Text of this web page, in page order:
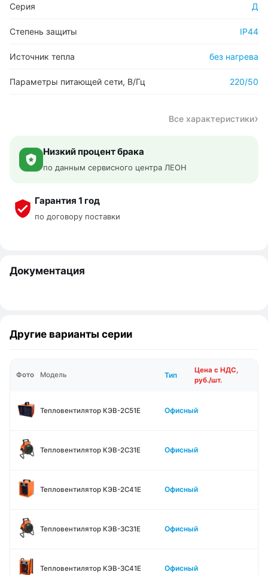
Серия Д
Степень защиты IP44
Источник тепла без нагрева
Параметры питающей сети, В/Гц 220/50
Все характеристики
Низкий процент брака
по данным сервисного центра ЛЕОН
Гарантия 1 год
по договору поставки
Документация
Другие варианты серии
Фото Модель Тип
Цена с НДС,
руб./шт.
Тепловентилятор КЭВ-2С51Е Офисный
Тепловентилятор КЭВ-2С31Е Офисный
Тепловентилятор КЭВ-2С41Е Офисный
Тепловентилятор КЭВ-3С31Е Офисный
Тепловентилятор КЭВ-3С41Е Офисный